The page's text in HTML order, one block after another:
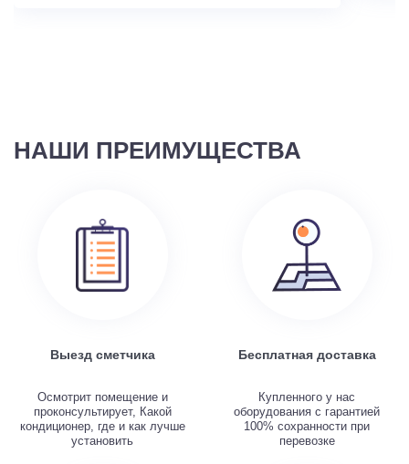
НАШИ ПРЕИМУЩЕСТВА
Выезд сметчика
Осмотрит помещение и
проконсультирует, Какой
кондиционер, где и как лучше
установить
Бесплатная доставка
Купленного у нас
оборудования с гарантией
100% сохранности при
перевозке